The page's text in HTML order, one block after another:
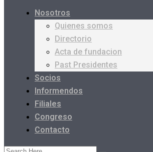
Nosotros
Quienes somos
Directorio
Acta de fundacion
Past Presidentes
Socios
Informendos
Filiales
Congreso
Contacto